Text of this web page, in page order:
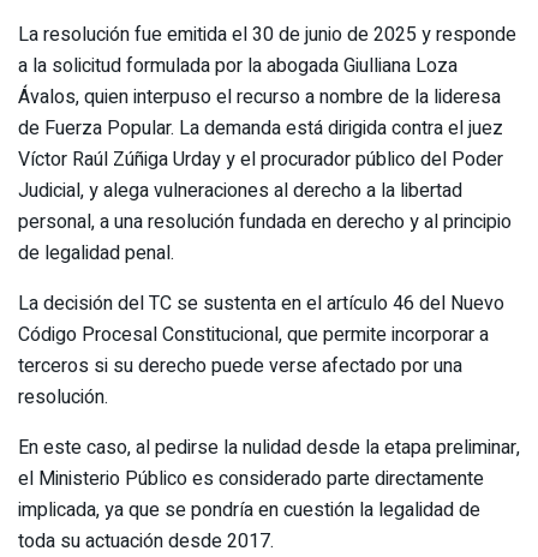
La resolución fue emitida el 30 de junio de 2025 y responde
a la solicitud formulada por la abogada Giulliana Loza
Ávalos, quien interpuso el recurso a nombre de la lideresa
de Fuerza Popular. La demanda está dirigida contra el juez
Víctor Raúl Zúñiga Urday y el procurador público del Poder
Judicial, y alega vulneraciones al derecho a la libertad
personal, a una resolución fundada en derecho y al principio
de legalidad penal.
La decisión del TC se sustenta en el artículo 46 del Nuevo
Código Procesal Constitucional, que permite incorporar a
terceros si su derecho puede verse afectado por una
resolución.
En este caso, al pedirse la nulidad desde la etapa preliminar,
el Ministerio Público es considerado parte directamente
implicada, ya que se pondría en cuestión la legalidad de
toda su actuación desde 2017.